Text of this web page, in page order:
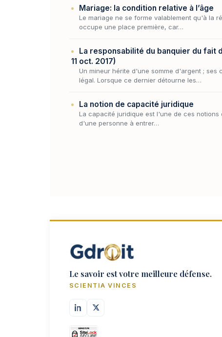
Mariage: la condition relative à l’âge
Le mariage ne se forme valablement qu'à la
occupe une place première, car…
La responsabilité du banquier du fait
11 oct. 2017)
Un mineur hérite d'une somme d'argent ;
légal. Lorsque ce dernier détourne les…
La notion de capacité juridique
La capacité juridique est l'une de ces
d'une personne à entrer…
Le savoir est votre meilleure défense.
SCIENTIA VINCES